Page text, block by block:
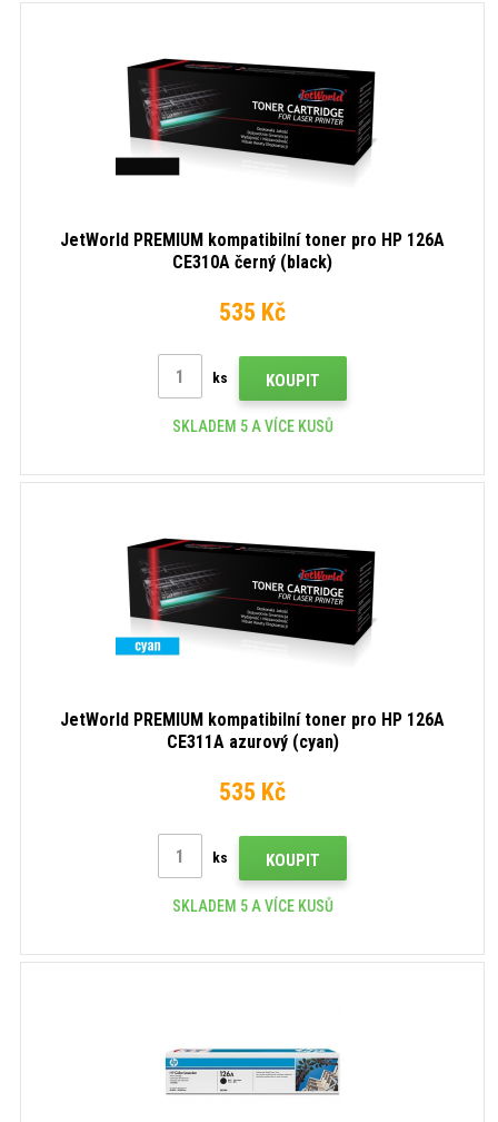
JetWorld PREMIUM kompatibilní toner pro HP 126A
CE310A černý (black)
535 Kč
ks KOUPIT
SKLADEM 5 A VÍCE KUSŮ
JetWorld PREMIUM kompatibilní toner pro HP 126A
CE311A azurový (cyan)
535 Kč
ks KOUPIT
SKLADEM 5 A VÍCE KUSŮ